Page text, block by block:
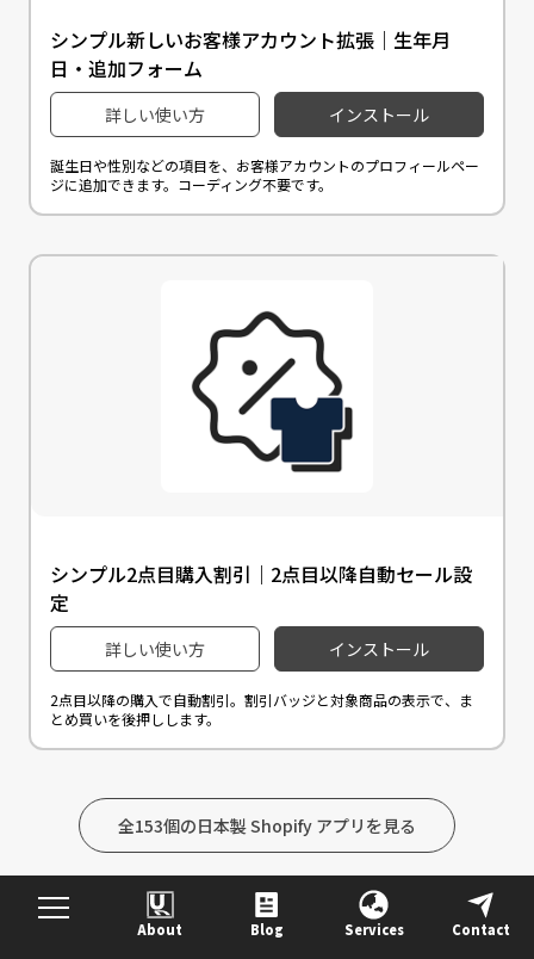
About Blog Services Contact
シンプル新しいお客様アカウント拡張｜生年月
日・追加フォーム
詳しい使い方 インストール
誕生日や性別などの項目を、お客様アカウントのプロフィールペー
ジに追加できます。コーディング不要です。
シンプル2点目購入割引｜2点目以降自動セール設
定
詳しい使い方 インストール
2点目以降の購入で自動割引。割引バッジと対象商品の表示で、ま
とめ買いを後押しします。
全153個の日本製 Shopify アプリを見る